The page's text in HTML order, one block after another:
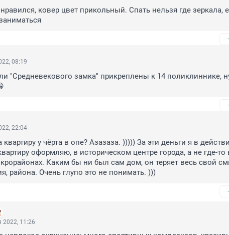
ковер цвет прикольный. Спать нельзя где зеркала,
08:19
"Средневекового замка" прикреплены к 14 поликлиннике,
22:04
у чёрта в опе? Азазаза. ))))) За эти деньги я в
оформляю, в историческом центре города, а не где-то
Каким бы ни был сам дом, он теряет весь свой
района. Очень глупо это не понимать. )))
2022, 11:26